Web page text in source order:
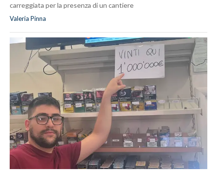
carreggiata per la presenza di un cantiere
Valeria Pinna